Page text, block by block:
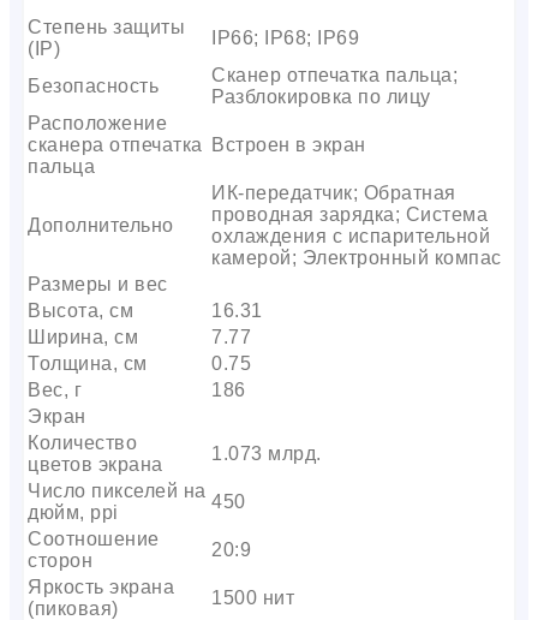
Степень защиты
(IP)
IP66; IP68; IP69
Безопасность
Сканер отпечатка пальца;
Разблокировка по лицу
Расположение
сканера отпечатка
пальца
Встроен в экран
Дополнительно
ИК-передатчик; Обратная
проводная зарядка; Система
охлаждения с испарительной
камерой; Электронный компас
Размеры и вес
Высота, см
16.31
Ширина, см
7.77
Толщина, см
0.75
Вес, г
186
Экран
Количество
цветов экрана
1.073 млрд.
Число пикселей на
дюйм, ppi
450
Соотношение
сторон
20:9
Яркость экрана
(пиковая)
1500 нит